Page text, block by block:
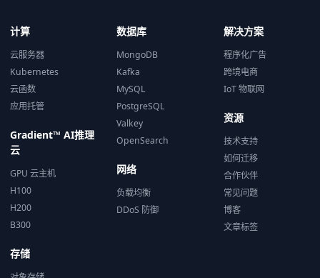
计算
云服务器
Kubernetes
云函数
应用托管
Gradient™ AI推理
云
GPU 云主机
H100
H200
B300
存储
数据库
MongoDB
Kafka
MySQL
PostgreSQL
Valkey
OpenSearch
网络
负载均衡
DDoS 防御
解决方案
程序化广告
跨境电商
IoT 物联网
资源
技术支持
如何迁移
合作伙伴
常见问题
博客
文章标签